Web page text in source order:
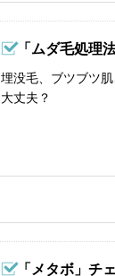
「ムダ毛処理
埋没毛、ブツブツ
大丈夫？
「メタボ」チ